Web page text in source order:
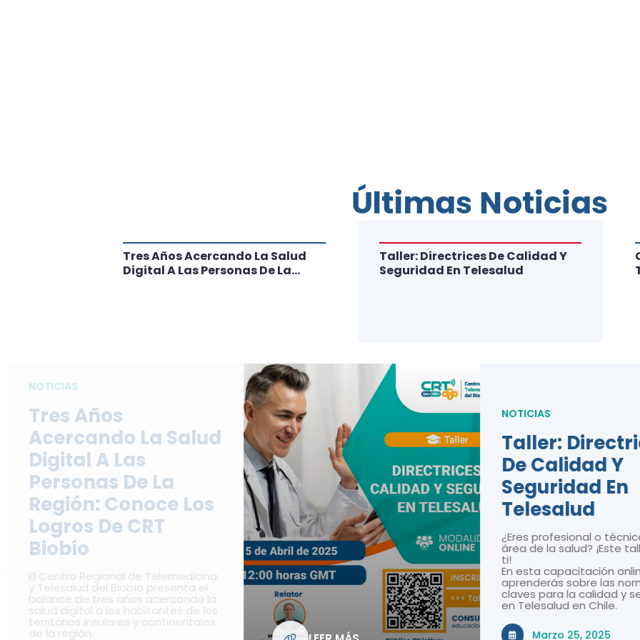
NOTICIAS
Tres Años
Acercando La Salud
Digital A Las
Personas De La
Región: Conoce Los
Logros De CRT
Biobío
El Centro Regional de Telemedicina
y Telesalud del Biobío presenta el
balance de tres años acercando la
salud digital a los habitantes de los
territorios insulares y continentales
de la región.
NOTICIAS
Taller:
De Calidad Y
Seguridad En
Telesalud
¿Eres profesional o
área de la salud? ¡Este
ti!
En esta capacitación
aprenderás sobre las
claves para la calidad y
en Telesalud en Chile.
Marzo 25, 2025
Tres Años Acercando La Salud
Digital A Las Personas De La
Taller: Directrices De Calidad Y
Seguridad En Telesalud
Últimas Noticias